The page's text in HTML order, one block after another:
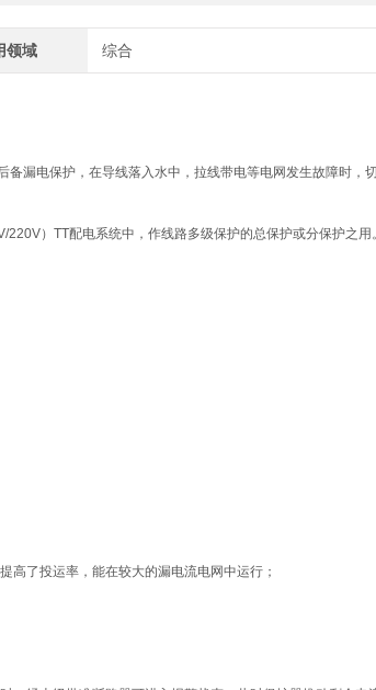
领域 综合
漏电保护，在导线落入水中，拉线带电等电网发生故障时，
220V）TT配电系统中，作线路多级保护的总保护或分保护之
高了投运率，能在较大的漏电流电网中运行；